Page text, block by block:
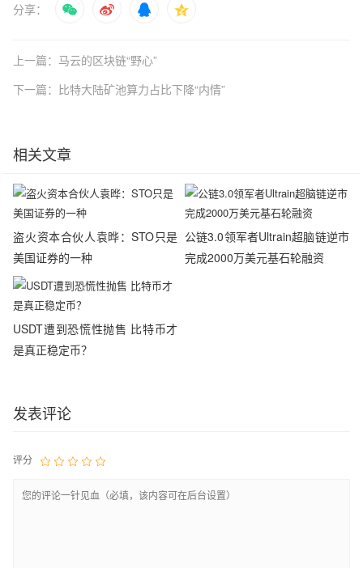
分享：
上一篇：马云的区块链“野心”
下一篇：比特大陆矿池算力占比下降“内情”
相关文章
盗火资本合伙人袁晔：STO只是
美国证券的一种
公链3.0领军者Ultrain超脑链逆市
完成2000万美元基石轮融资
USDT遭到恐慌性抛售 比特币才
是真正稳定币？
发表评论
评分